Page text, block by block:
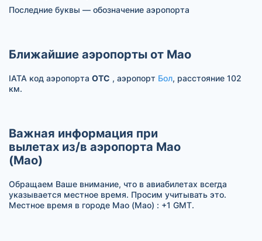
Последние буквы — обозначение аэропорта
Ближайшие аэропорты от Мао
IATA код аэропорта OTC , аэропорт Бол, расстояние 102
км.
Важная информация при
вылетах из/в аэропорта Мао
(Мао)
Обращаем Ваше внимание, что в авиабилетах всегда
указывается местное время. Просим учитывать это.
Местное время в городе Мао (Mao) : +1 GMT.